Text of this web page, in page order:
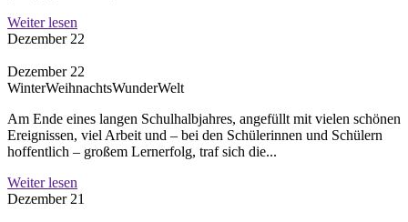
Weiter lesen
Dezember 22
Dezember 22
WinterWeihnachtsWunderWelt
Am Ende eines langen Schulhalbjahres, angefüllt mit vielen schönen
Ereignissen, viel Arbeit und – bei den Schülerinnen und Schülern
hoffentlich – großem Lernerfolg, traf sich die...
Weiter lesen
Dezember 21